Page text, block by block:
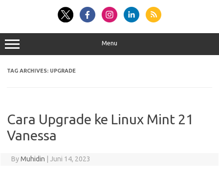
Menu
TAG ARCHIVES: UPGRADE
Cara Upgrade ke Linux Mint 21
Vanessa
ByMuhidin Juni 14, 2023